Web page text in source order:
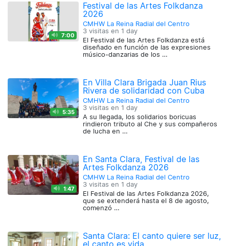
7:00
Festival de las Artes Folkdanza
2026
CMHW La Reina Radial del Centro
3 visitas en 1 day
El Festival de las Artes Folkdanza está
diseñado en función de las expresiones
músico-danzarias de los …
5:35
En Villa Clara Brigada Juan Rius
Rivera de solidaridad con Cuba
CMHW La Reina Radial del Centro
3 visitas en 1 day
A su llegada, los solidarios boricuas
rindieron tributo al Che y sus compañeros
de lucha en …
1:47
En Santa Clara, Festival de las
Artes Folkdanza 2026
CMHW La Reina Radial del Centro
3 visitas en 1 day
El Festival de las Artes Folkdanza 2026,
que se extenderá hasta el 8 de agosto,
comenzó …
Santa Clara: El canto quiere ser luz,